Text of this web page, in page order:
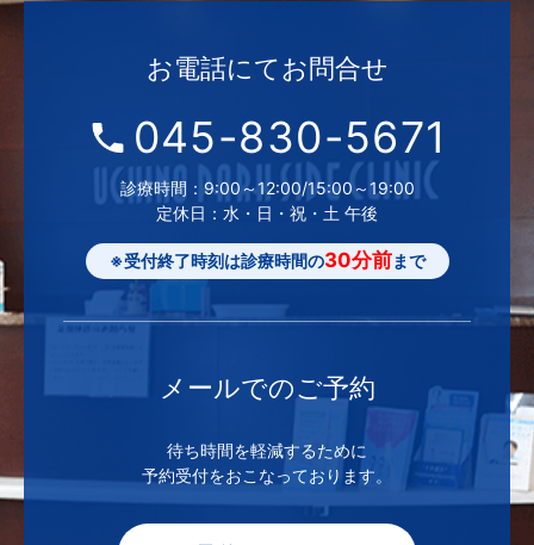
お電話にてお問合せ
045-830-5671
診療時間：9:00～12:00/15:00～19:00
定休日：水・日・祝・土 午後
※受付終了時刻は診療時間の30分前まで
メールでのご予約
待ち時間を軽減するために
予約受付をおこなっております。